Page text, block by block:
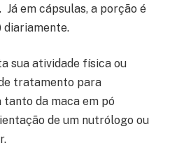
Já em cápsulas, a porção é
diariamente.
sua atividade física ou
tratamento para
da maca em pó
de um nutrólogo ou